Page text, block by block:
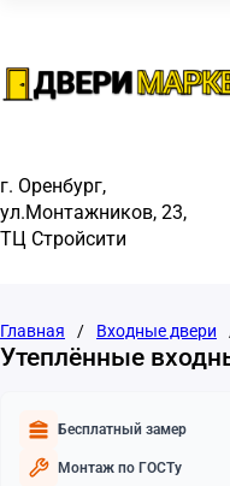
г. Оренбург,
ул.Монтажников, 23,
ТЦ Стройсити
Главная / Входные двери
Утеплённые
Бесплатный замер
Монтаж по ГОСТу